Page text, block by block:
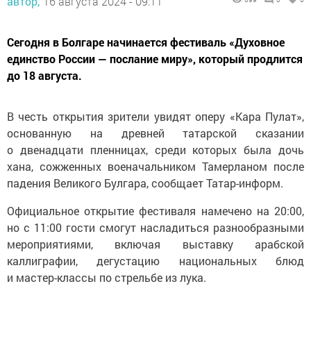
Сегодня в Болгаре начинается фестиваль «Духовное
единство России — послание миру», который продлится
до 18 августа.
В честь открытия зрители увидят оперу «Кара Пулат»,
основанную на древней татарской сказании
о двенадцати пленницах, среди которых была дочь
хана, сожженных военачальником Тамерланом после
падения Великого Булгара, сообщает Татар-информ.
Официальное открытие фестиваля намечено на 20:00,
но с 11:00 гости смогут насладиться разнообразными
мероприятиями, включая выставку арабской
каллиграфии, дегустацию национальных блюд
и мастер-классы по стрельбе из лука.